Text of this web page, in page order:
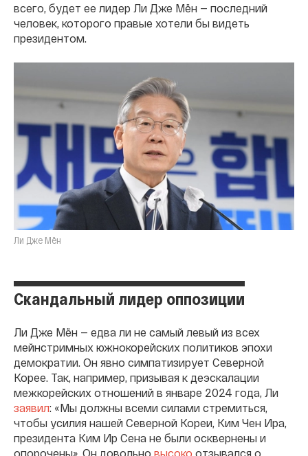
всего, будет ее лидер Ли Дже Мён — последний
человек, которого правые хотели бы видеть
президентом.
Ли Дже Мён
Скандальный лидер оппозиции
Ли Дже Мён — едва ли не самый левый из всех
мейнстримных южнокорейских политиков эпохи
демократии. Он явно симпатизирует Северной
Корее. Так, например, призывая к деэскалации
межкорейских отношений в январе 2024 года, Ли
заявил: «Мы должны всеми силами стремиться,
чтобы усилия нашей Северной Кореи, Ким Чен Ира,
президента Ким Ир Сена не были осквернены и
опорочены». Он довольно высоко отзывался о